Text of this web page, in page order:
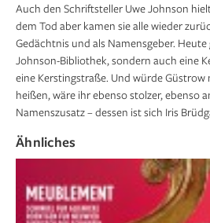
Auch den Schriftsteller Uwe Johnson
dem Tod aber kamen sie alle wieder
Gedächtnis und als Namensgeber.
Johnson-Bibliothek, sondern auch eine
eine Kerstingstraße. Und würde
heißen, wäre ihr ebenso stolzer, ebenso
Namenszusatz – dessen ist sich Iris
Ähnliches